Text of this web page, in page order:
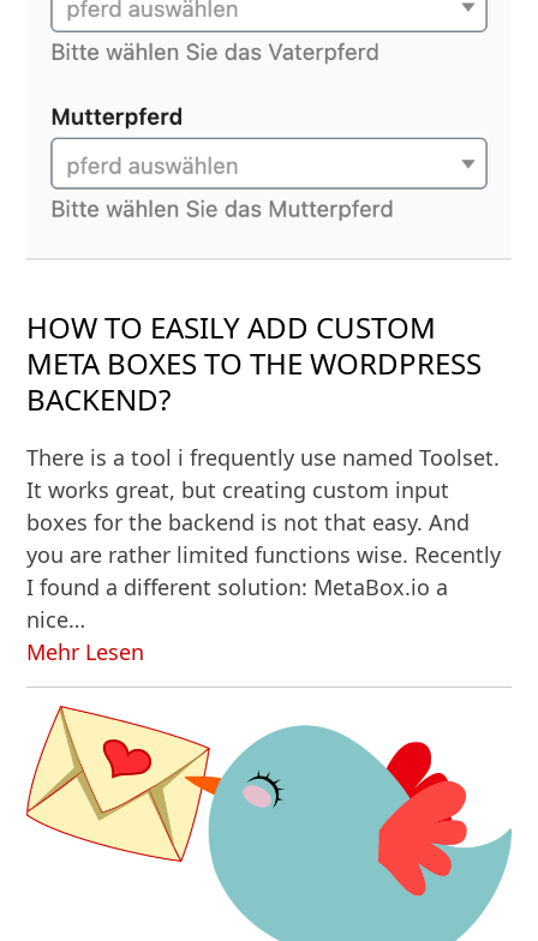
HOW TO EASILY ADD CUSTOM
META BOXES TO THE WORDPRESS
BACKEND?
There is a tool i frequently use named Toolset.
It works great, but creating custom input
boxes for the backend is not that easy. And
you are rather limited functions wise. Recently
I found a different solution: MetaBox.io a
nice…
Mehr Lesen